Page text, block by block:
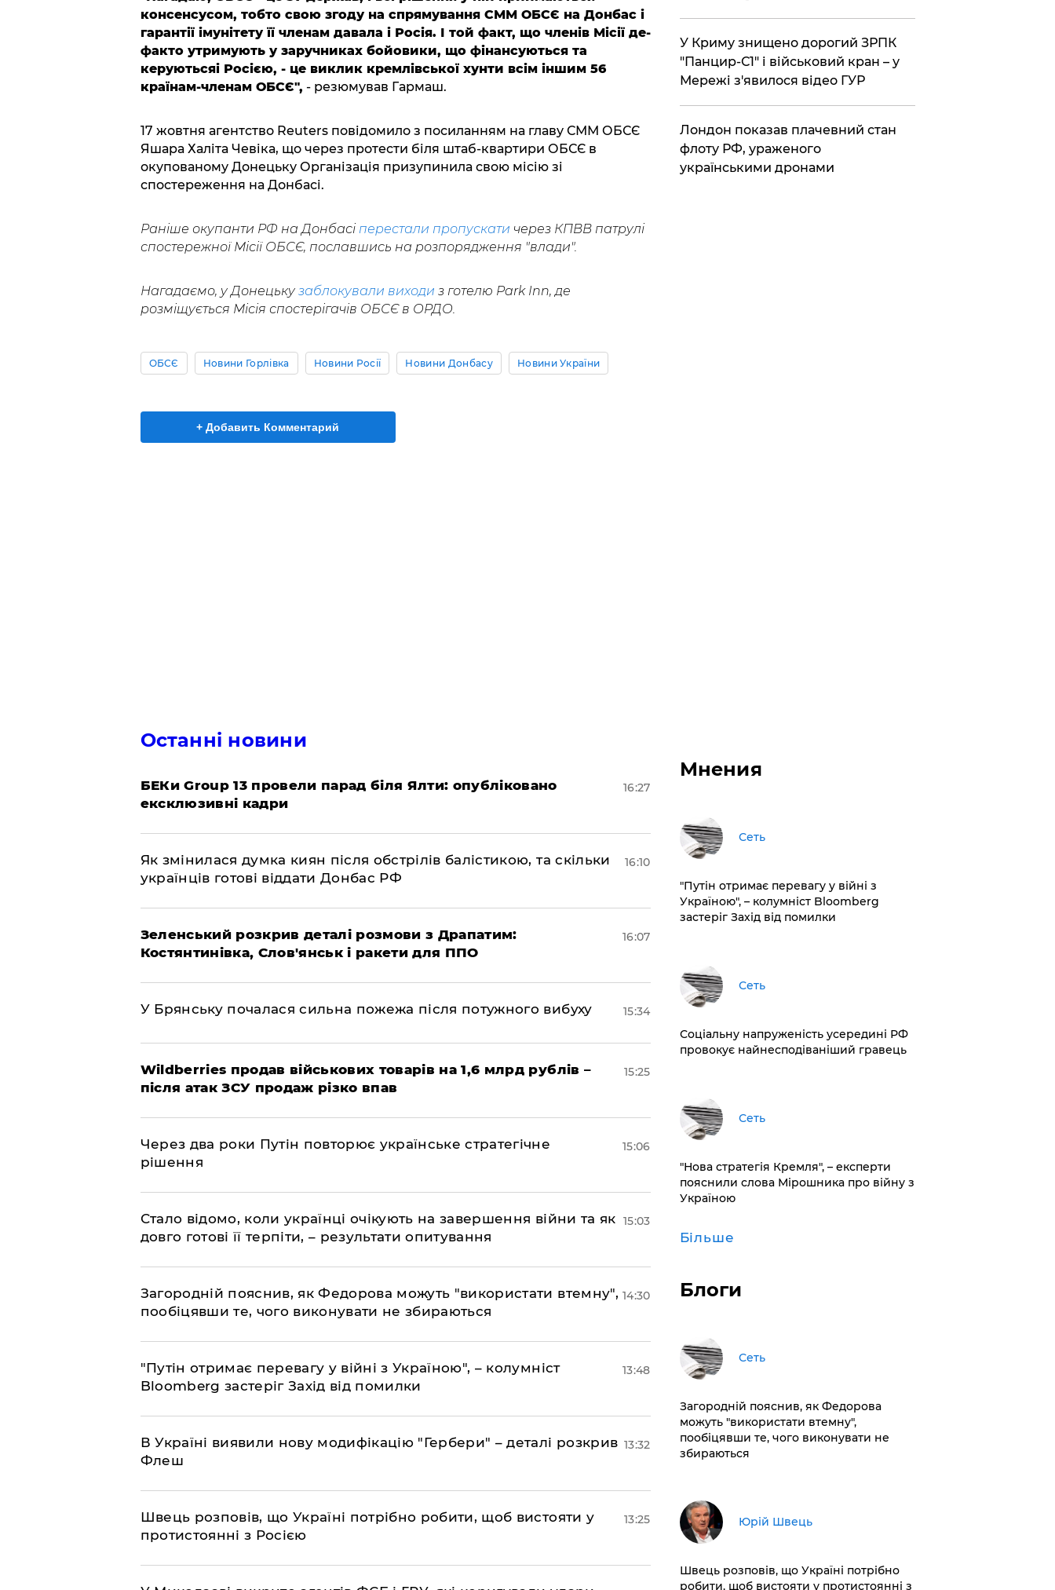
консенсусом, тобто свою згоду на спрямування СММ ОБСЄ на Донбас і
гарантії імунітету її членам давала і Росія. І той факт, що членів Місії де-
факто утримують у заручниках бойовики, що фінансуються та
керуютьсяі Росією, - це виклик кремлівської хунти всім іншим 56
країнам-членам ОБСЄ", - резюмував Гармаш.
17 жовтня агентство Reuters повідомило з посиланням на главу СММ ОБСЄ
Яшара Халіта Чевіка, що через протести біля штаб-квартири ОБСЄ в
окупованому Донецьку Організація призупинила свою місію зі
спостереження на Донбасі.
Раніше окупанти РФ на Донбасі перестали пропускати через КПВВ патрулі
спостережної Місії ОБСЄ, пославшись на розпорядження "влади".
Нагадаємо, у Донецьку заблокували виходи з готелю Park Inn, де
розміщується Місія спостерігачів ОБСЄ в ОРДО.
ОБСЄ Новини Горлівка Новини Росії Новини Донбасу Новини України
+ Добавить Комментарий
Останні новини
БЕКи Group 13 провели парад біля Ялти: опубліковано
ексклюзивні кадри
16:27
Як змінилася думка киян після обстрілів балістикою, та скільки
українців готові віддати Донбас РФ
16:10
Зеленський розкрив деталі розмови з Драпатим:
Костянтинівка, Слов'янськ і ракети для ППО
16:07
У Брянську почалася сильна пожежа після потужного вибуху 15:34
Wildberries продав військових товарів на 1,6 млрд рублів –
після атак ЗСУ продаж різко впав
15:25
Через два роки Путін повторює українське стратегічне
рішення
15:06
Стало відомо, коли українці очікують на завершення війни та як
довго готові її терпіти, – результати опитування
15:03
Загородній пояснив, як Федорова можуть "використати втемну",
пообіцявши те, чого виконувати не збираються
14:30
"Путін отримає перевагу у війні з Україною", – колумніст
Bloomberg застеріг Захід від помилки
13:48
В Україні виявили нову модифікацію "Гербери" – деталі розкрив
Флеш
13:32
Швець розповів, що Україні потрібно робити, щоб вистояти у
протистоянні з Росією
13:25
У Криму знищено дорогий ЗРПК
"Панцир-С1" і військовий кран – у
Мережі з'явилося відео ГУР
Лондон показав плачевний стан
флоту РФ, ураженого
українськими дронами
Мнения
Сеть
"Путін отримає перевагу у війні з
Україною", – колумніст Bloomberg
застеріг Захід від помилки
Сеть
Соціальну напруженість усередині РФ
провокує найнесподіваніший гравець
Сеть
"Нова стратегія Кремля", – експерти
пояснили слова Мірошника про війну з
Україною
Більше
Блоги
Сеть
Загородній пояснив, як Федорова
можуть "використати втемну",
пообіцявши те, чого виконувати не
збираються
Юрій Швець
Швець розповів, що Україні потрібно
робити, щоб вистояти у протистоянні з